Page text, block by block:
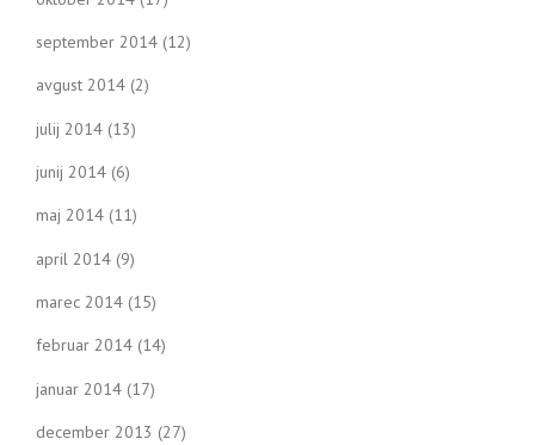
september 2014 (12)
avgust 2014 (2)
julij 2014 (13)
junij 2014 (6)
maj 2014 (11)
april 2014 (9)
marec 2014 (15)
februar 2014 (14)
januar 2014 (17)
december 2013 (27)